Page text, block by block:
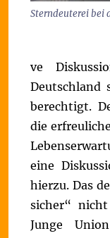
Sterndeuterei bei
ve
berechtigt.
die
eine
hierzu. Das
sicher“
Junge